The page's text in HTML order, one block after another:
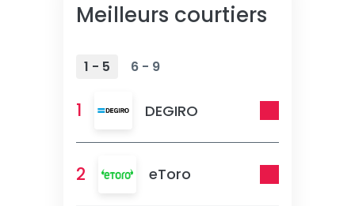
Meilleurs courtiers
1 - 5 6 - 9
1 DEGIRO
2 eToro